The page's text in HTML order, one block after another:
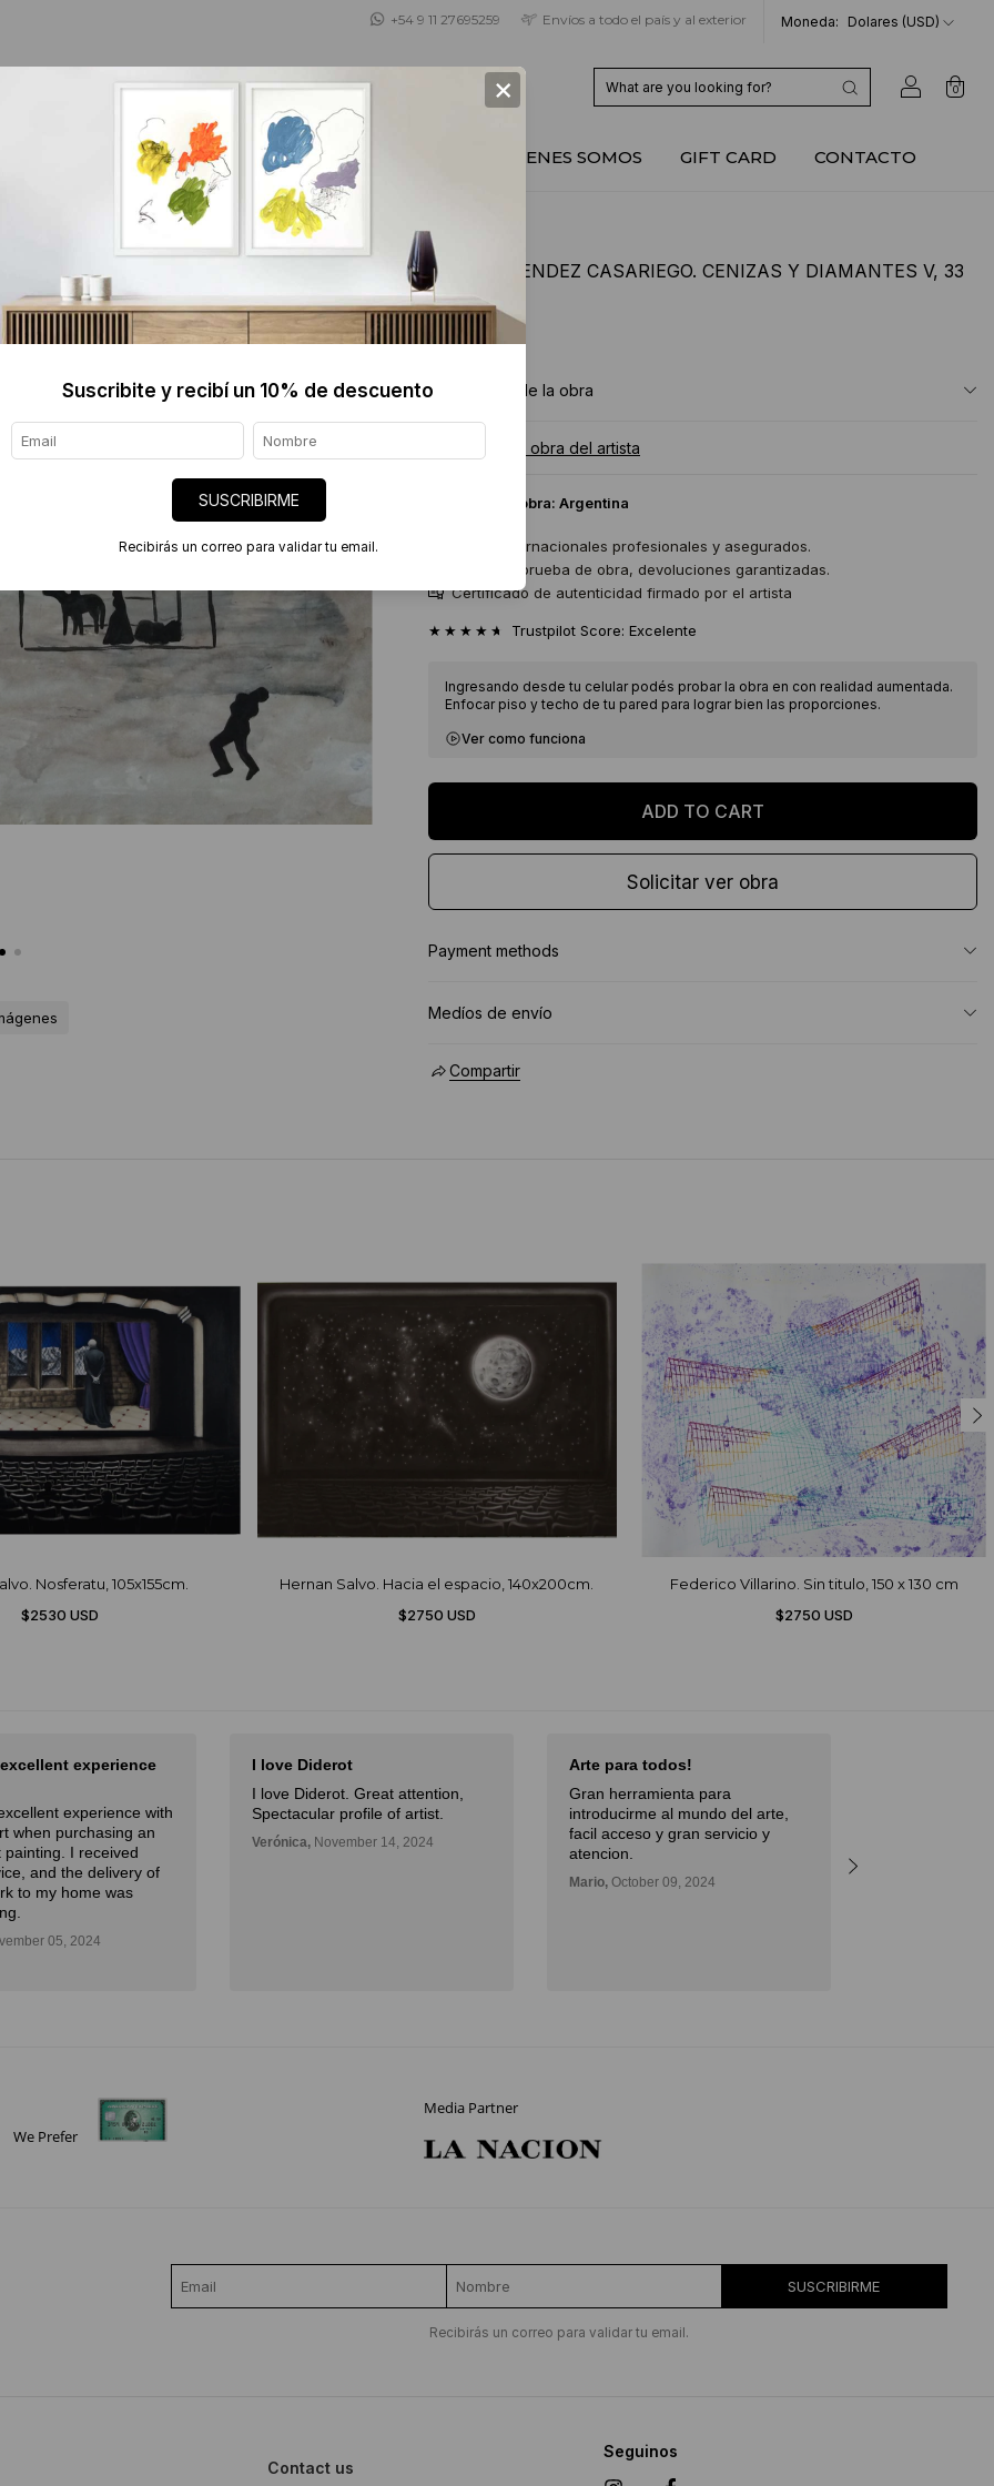
+54 9 11 27695259 Envíos a todo el país y al exterior Moneda: Dolares (USD)
0
TIENDA DE OBJETOS QUIENES SOMOS GIFT CARD CONTACTO
CECILIA MENDEZ CASARIEGO. CENIZAS Y DIAMANTES V, 33
X 45 CM
Información de la obra
Ver toda la obra del artista
Origen de la obra: Argentina
Envíos internacionales profesionales y asegurados.
7 días de prueba de obra, devoluciones garantizadas.
Certificado de autenticidad firmado por el artista
★★★★★ Trustpilot Score: Excelente
Ingresando desde tu celular podés probar la obra en con realidad aumentada.
Enfocar piso y techo de tu pared para lograr bien las proporciones.
Ver como funciona
Solicitar ver obra
Payment methods
Medíos de envío
Compartir
Nosferatu, 105x155cm.
$2530 USD
Hernan Salvo. Hacia el espacio, 140x200cm.
$2750 USD
Federico Villarino. Sin titulo, 150 x 130 cm
$2750 USD
experience
experience with
when purchasing an
painting. I received
and the delivery of
to my home was
05, 2024
I love Diderot
I love Diderot. Great attention,
Spectacular profile of artist.
Verónica, November 14, 2024
Arte para todos!
Gran herramienta para
introducirme al mundo del arte,
facil acceso y gran servicio y
atencion.
Mario, October 09, 2024
We Prefer
Media Partner
SUSCRIBIRME
Recibirás un correo para validar tu email.
Contact us
Seguinos
×
Suscribite y recibí un 10% de descuento
SUSCRIBIRME
Recibirás un correo para validar tu email.